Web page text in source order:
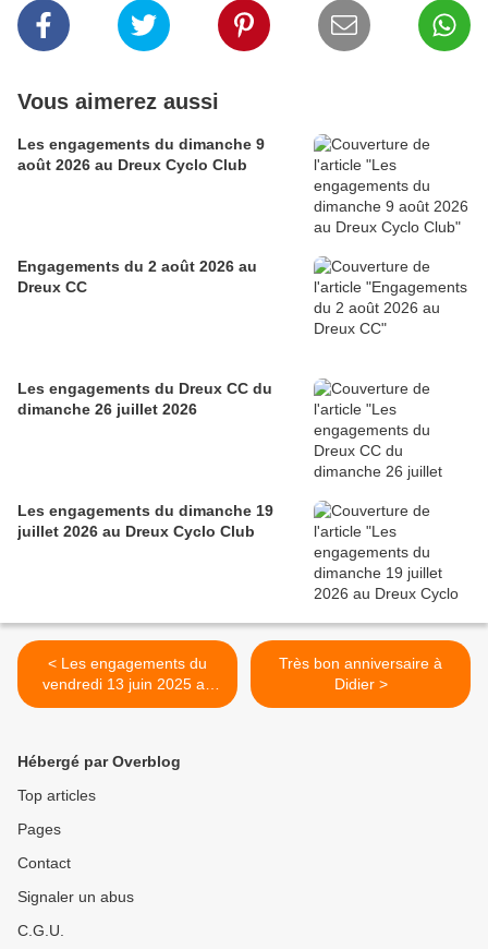
Vous aimerez aussi
Les engagements du dimanche 9
août 2026 au Dreux Cyclo Club
Engagements du 2 août 2026 au
Dreux CC
Les engagements du Dreux CC du
dimanche 26 juillet 2026
Les engagements du dimanche 19
juillet 2026 au Dreux Cyclo Club
< Les engagements du
vendredi 13 juin 2025 au
Dreux CC
Très bon anniversaire à
Didier >
Hébergé par Overblog
Top articles
Pages
Contact
Signaler un abus
C.G.U.